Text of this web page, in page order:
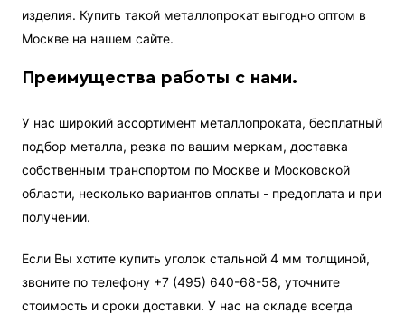
изделия. Купить такой металлопрокат выгодно оптом в
Москве на нашем сайте.
Преимущества работы с нами.
У нас широкий ассортимент металлопроката, бесплатный
подбор металла, резка по вашим меркам, доставка
собственным транспортом по Москве и Московской
области, несколько вариантов оплаты - предоплата и при
получении.
Если Вы хотите купить уголок стальной 4 мм толщиной,
звоните по телефону +7 (495) 640-68-58, уточните
стоимость и сроки доставки. У нас на складе всегда